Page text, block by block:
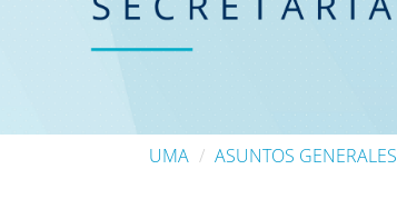
UMA ASUNTOS GENERALES